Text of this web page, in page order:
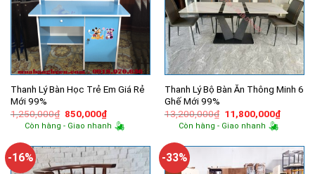
Thanh Lý Bàn Học Trẻ Em Giá Rẻ
Mới 99%
1,250,000₫ Giá
gốc
là:
850,000₫Giá
hiện
tại
850,000₫.
Còn hàng - Giao nhanh
Thanh Lý Bộ Bàn Ăn Thông Minh 6
Ghế Mới 99%
13,200,000₫ Giá
gốc
là:
11,800,000₫Giá
hiện
Còn hàng - Giao nhanh
-16% -33%